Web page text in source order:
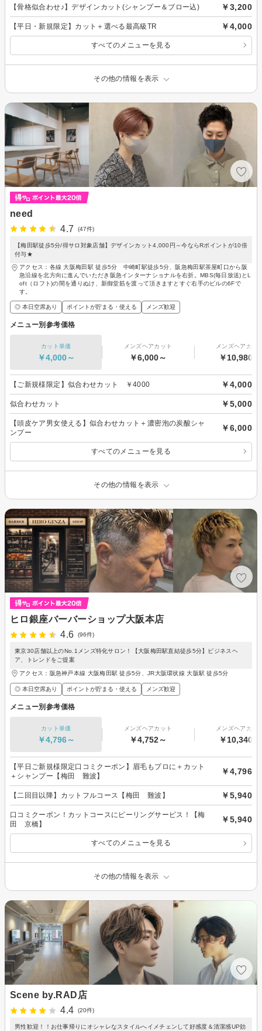
【骨格似合わせ♪】デザインカット(シャンプー＆ブロー込) ￥3,200
【平日・新規限定】カット＋選べる最高級TR ￥4,000
すべてのメニューを見る
その他の情報を表示
need
4.7
(47件)
【梅田駅徒歩5分/得サロ対象店舗】デザインカット4,000円～今ならRポイントが10倍
付与★
アクセス：各線 大阪梅田駅 徒歩5分 中崎町駅徒歩5分、阪急梅田駅茶屋町口から阪
急沿線を北方向に進んでいただき阪急インターナショナルを右折。MBS(毎日放送)とL
oft（ロフト)の間を通りぬけ、新御堂筋を渡って頂きますとすぐ右手のビルの6Fで
す。
◎ 本日空席あり ポイントが貯まる・使える メンズ歓迎
メニュー別参考価格
カット単価
￥4,000～
メンズヘアカット
￥6,000～
メンズヘアカラ
￥10,980～
【ご新規様限定】似合わせカット ￥4000 ￥4,000
似合わせカット ￥5,000
【頭皮ケア男女使える】似合わせカット＋濃密泡の炭酸シャ
ンプー
￥6,000
すべてのメニューを見る
その他の情報を表示
ヒロ銀座バーバーショップ大阪本店
4.6
(96件)
東京30店舗以上のNo.1メンズ特化サロン！【大阪梅田駅直結徒歩5分】ビジネスヘ
ア、トレンドをご提案
アクセス：阪急神戸本線 大阪梅田駅 徒歩5分、JR大阪環状線 大阪駅 徒歩5分
◎ 本日空席あり ポイントが貯まる・使える メンズ歓迎
メニュー別参考価格
カット単価
￥4,796～
メンズヘアカット
￥4,752～
メンズヘアカラ
￥10,340～
【平日ご新規様限定口コミクーポン】眉毛もプロに＋カット
＋シャンプー【梅田 難波】
￥4,796
【二回目以降】カットフルコース【梅田 難波】 ￥5,940
口コミクーポン！カットコースにピーリングサービス！【梅
田 京橋】
￥5,940
すべてのメニューを見る
その他の情報を表示
Scene by.RAD店
4.4
(20件)
男性歓迎！！お仕事帰りにオシャレなスタイルへイメチェンして好感度＆清潔感UP効